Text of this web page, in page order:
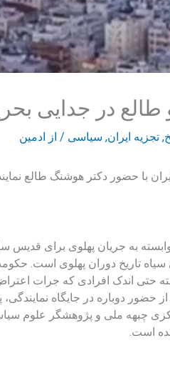
در جدایی
, تجزیه ایران, سیاسی / از ادمین
با حضور دکتر هوشنگ طالع
به جریان پهلوی برای قدیس
سیاه تاریخ دوران پهلوی است.
حتی اندک افرادی که جرات
حضور دوباره در جایگاه
ملی و پژوهشگر علوم
است.